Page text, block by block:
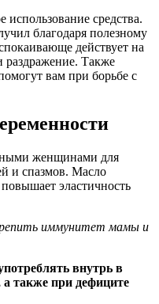
средства.
благодаря полезному
действует на
раздражение. Также
вам при борьбе с
женщинами для
и спазмов. Масло
эластичность
иммунитет мамы и
внутрь в
а также при дефиците